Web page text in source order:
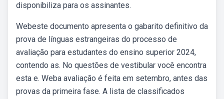
disponibiliza para os assinantes.
Webeste documento apresenta o gabarito definitivo da
prova de línguas estrangeiras do processo de
avaliação para estudantes do ensino superior 2024,
contendo as. No questões de vestibular você encontra
esta e. Weba avaliação é feita em setembro, antes das
provas da primeira fase. A lista de classificados